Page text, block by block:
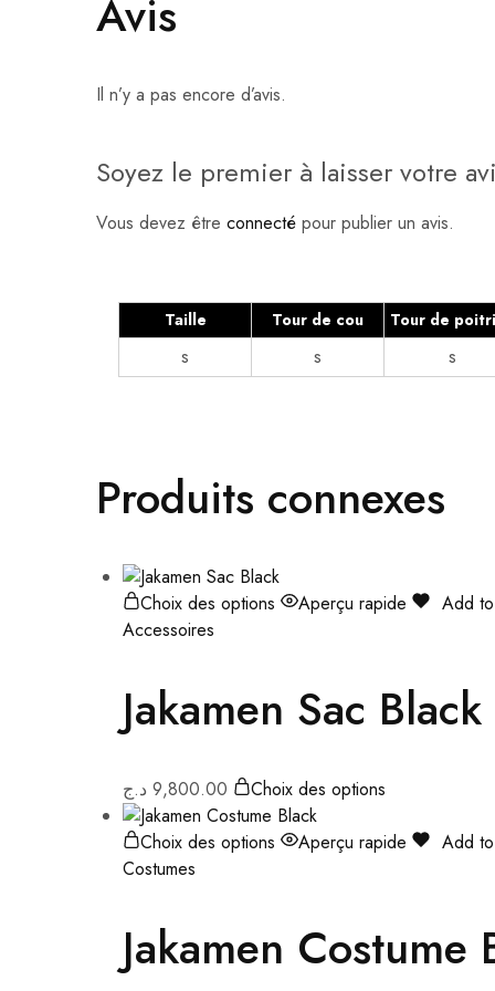
Avis
Il n’y a pas encore d’avis.
Soyez le premier à laisser votre
Vous devez être connecté pour publier un avis.
Taille Tour de cou Tour de
s s s
Produits connexes
Choix des options Aperçu rapide
Add
Accessoires
Jakamen Sac Black
9,800.00 د.ج Choix des options
Choix des options Aperçu rapide
Add
Costumes
Jakamen Costume